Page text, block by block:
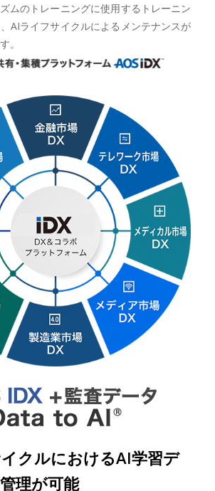
ムのトレーニングに使用するトレーニン
AIライフサイクルによるメンテナンスが
。
クルにおけるAI学習デ
理が可能